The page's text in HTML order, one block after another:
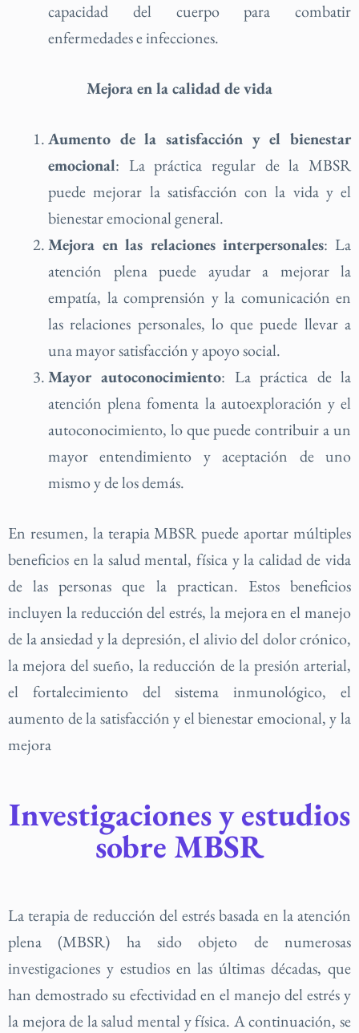
capacidad del cuerpo para combatir
enfermedades e infecciones.
Mejora en la calidad de vida
Aumento de la satisfacción y el bienestar
emocional: La práctica regular de la MBSR
puede mejorar la satisfacción con la vida y el
bienestar emocional general.
Mejora en las relaciones interpersonales: La
atención plena puede ayudar a mejorar la
empatía, la comprensión y la comunicación en
las relaciones personales, lo que puede llevar a
una mayor satisfacción y apoyo social.
Mayor autoconocimiento: La práctica de la
atención plena fomenta la autoexploración y el
autoconocimiento, lo que puede contribuir a un
mayor entendimiento y aceptación de uno
mismo y de los demás.
En resumen, la terapia MBSR puede aportar múltiples
beneficios en la salud mental, física y la calidad de vida
de las personas que la practican. Estos beneficios
incluyen la reducción del estrés, la mejora en el manejo
de la ansiedad y la depresión, el alivio del dolor crónico,
la mejora del sueño, la reducción de la presión arterial,
el fortalecimiento del sistema inmunológico, el
aumento de la satisfacción y el bienestar emocional, y la
mejora
Investigaciones y estudios
sobre MBSR
La terapia de reducción del estrés basada en la atención
plena (MBSR) ha sido objeto de numerosas
investigaciones y estudios en las últimas décadas, que
han demostrado su efectividad en el manejo del estrés y
la mejora de la salud mental y física. A continuación, se